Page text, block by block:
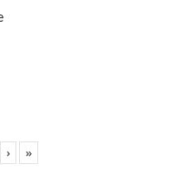
› »